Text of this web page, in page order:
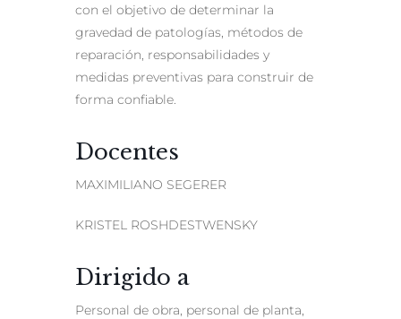
con el objetivo de determinar la
gravedad de patologías, métodos de
reparación, responsabilidades y
medidas preventivas para construir de
forma confiable.
Docentes
MAXIMILIANO SEGERER
KRISTEL ROSHDESTWENSKY
Dirigido a
Personal de obra, personal de planta,